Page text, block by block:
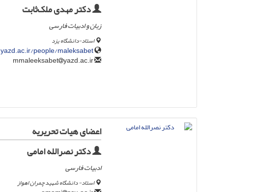
دکتر مهدی ملک‌ثابت
زبان و ادبیات فارسی
استاد-دانشگاه یزد
yazd.ac.ir/people/maleksabet
yazd.ac.ir
اعضای هیات تحریریه
دکتر نصرالله امامی
ادبیات فارسی
استاد- دانشگاه شهید چمران اهواز